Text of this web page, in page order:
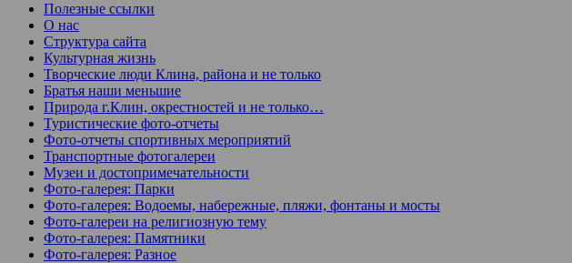
Полезные ссылки
О нас
Структура сайта
Культурная жизнь
Творческие люди Клина, района и не только
Братья наши меньшие
Природа г.Клин, окрестностей и не только…
Туристические фото-отчеты
Фото-отчеты спортивных мероприятий
Транспортные фотогалереи
Музеи и достопримечательности
Фото-галерея: Парки
Фото-галерея: Водоемы, набережные, пляжи, фонтаны и мосты
Фото-галереи на религиозную тему
Фото-галерея: Памятники
Фото-галерея: Разное